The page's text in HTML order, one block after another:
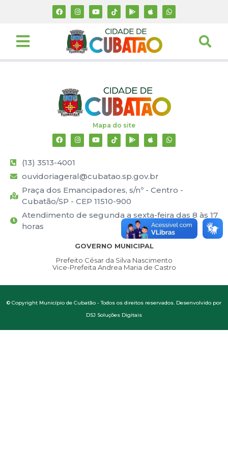
Mapa do site
(13) 3513-4001
ouvidoriageral@cubatao.sp.gov.br
Praça dos Emancipadores, s/nº - Centro -
Cubatão/SP - CEP 11510-900
Atendimento de segunda a sexta-feira das 8 às 17
horas
GOVERNO MUNICIPAL
Prefeito César da Silva Nascimento
Vice-Prefeita Andrea Maria de Castro
© Copyright Município de Cubatão - Todos os direitos reservados. Desenvolvido por
DSJ Soluções Digitais